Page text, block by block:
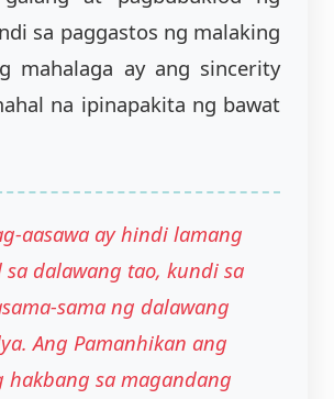
sa paggastos ng malaking
mahalaga ay ang sincerity
na ipinapakita ng bawat
aasawa ay hindi lamang
dalawang tao, kundi sa
sama ng dalawang
Ang Pamanhikan ang
hakbang sa magandang